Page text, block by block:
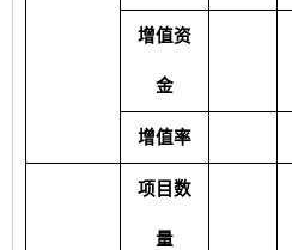
增值资
金
增值率
项目数
量